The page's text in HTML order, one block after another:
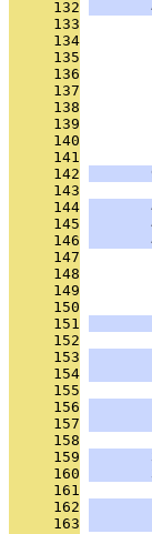
     132
     133
     134
     135
     136
     137
     138
     139
     140
     141
     142
     143
     144
     145
     146
     147
     148
     149
     150
     151
     152
     153
     154
     155
     156
     157
     158
     159
     160
     161
     162
     163